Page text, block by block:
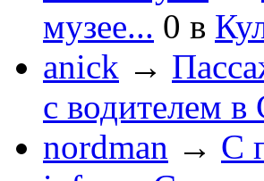
музее... 0 в
anick →
с водителем в
nordman → С